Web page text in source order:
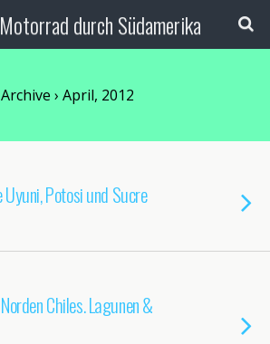
durch Südamerika
Archive › April, 2012
Potosi und Sucre
Chiles. Lagunen &